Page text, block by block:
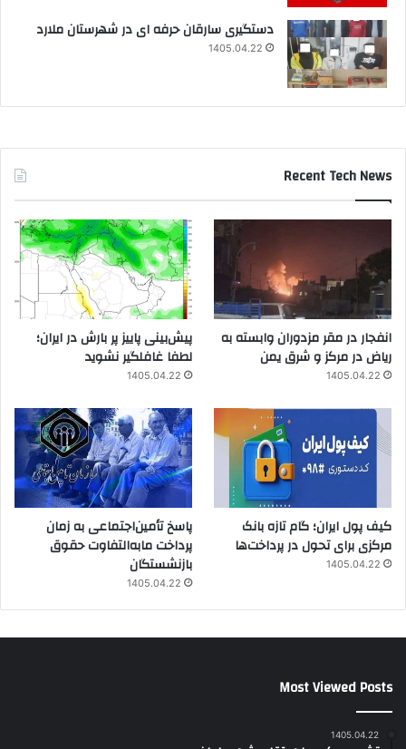
دستگیری سارقان حرفه ای در شهرستان ملارد
1405.04.22
Recent Tech News
انفجار در مقر مزدوران وابسته به
ریاض در مرکز و شرق یمن
1405.04.22
پیش‌بینی پاییز پر بارش در ایران؛
لطفا غافلگیر نشوید
1405.04.22
کیف پول ایران؛ گام تازه بانک
مرکزی برای تحول در پرداخت‌ها
1405.04.22
پاسخ تأمین‌اجتماعی به زمان
پرداخت مابه‌التفاوت حقوق
بازنشستگان
1405.04.22
Most Viewed Posts
1405.04.22